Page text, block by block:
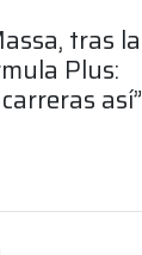
tras la
Plus:
así”